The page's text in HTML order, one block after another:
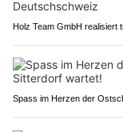
Holz Team GmbH realisiert
Spass im Herzen der